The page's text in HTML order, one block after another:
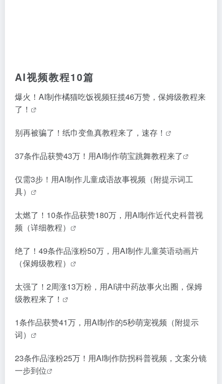
AI视频教程10篇
爆火！AI制作橘猫吃饭视频狂揽46万赞，保姆级教程来
了！
别再被骗了！纸巾变鱼真教程来了，速存！
37条作品获赞43万！用AI制作萌宝跳舞教程来了
仅需3步！用AI制作儿童成语故事视频（附提示词工
具）
太燃了！10条作品获赞180万，用AI制作近代史科普视
频（详细教程）
绝了！49条作品涨粉50万，用AI制作儿童英语动画片
（保姆级教程）
太强了！2周涨13万粉，用AI讲中药故事火出圈，保姆
级教程来了！
1条作品获赞41万，用AI制作的5秒萌宠视频（附提示
词）
23条作品涨粉25万！用AI制作防拐科普视频，文案分镜
一步到位